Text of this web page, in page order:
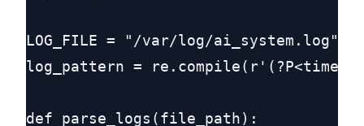
LOG_FILE = "/var/log/ai_system.log"
log_pattern =
def parse_logs(file_path):